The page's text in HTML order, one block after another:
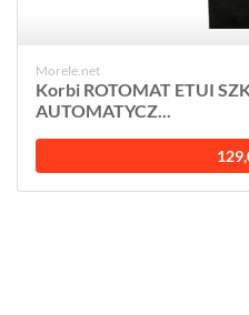
Morele.net
Korbi ROTOMAT ETUI
AUTOMATYCZ...